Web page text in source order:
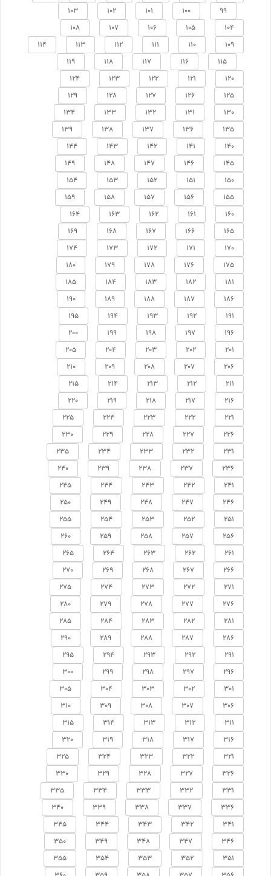
99
100
101
102
103
104
105
106
107
108
109
110
111
112
113
114
115
116
117
118
119
120
121
122
123
124
125
126
127
128
129
130
131
132
133
134
135
136
137
138
139
140
141
142
143
144
145
146
147
148
149
150
151
152
153
154
155
156
157
158
159
160
161
162
163
164
165
166
167
168
169
170
171
172
173
174
175
176
178
179
180
181
182
183
184
185
186
187
188
189
190
191
192
193
194
195
196
197
198
199
200
201
202
203
204
205
206
207
208
209
210
211
212
213
214
215
216
217
218
219
220
221
222
223
224
225
226
227
228
229
230
231
232
233
234
235
236
237
238
239
240
241
242
243
244
245
246
247
248
249
250
251
252
253
254
255
256
257
258
259
260
261
262
263
264
265
266
267
268
269
270
271
272
273
274
275
276
277
278
279
280
281
282
283
284
285
286
287
288
289
290
291
292
293
294
295
296
297
298
299
300
301
302
303
304
305
306
307
308
309
310
311
312
313
314
315
316
317
318
319
320
321
322
323
324
325
326
327
328
329
330
331
332
333
334
335
336
337
338
339
340
341
342
343
344
345
346
347
348
349
350
351
352
353
354
355